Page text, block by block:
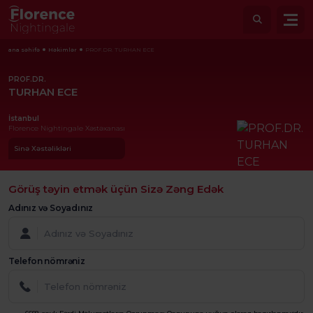
ana səhifə Həkimlər PROF.DR. TURHAN ECE
PROF.DR.
TURHAN ECE
İstanbul
Florence Nightingale Xəstəxanası
Sinə Xəstəlikləri
Görüş təyin etmək üçün Sizə Zəng Edək
Adınız və Soyadınız
Telefon nömrəniz